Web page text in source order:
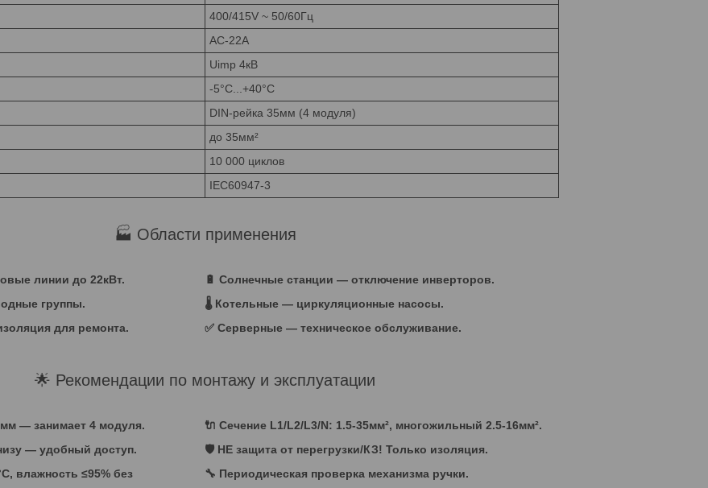
400/415V ~ 50/60Гц
AC-22A
Uimp 4кВ
-5°C...+40°C
DIN-рейка 35мм (4 модуля)
до 35мм²
10 000 циклов
IEC60947-3
🏭 Области применения
линии до 22кВт.
🔋 Солнечные станции — отключение инверторов.
группы.
🌡️ Котельные — циркуляционные насосы.
для ремонта.
✅ Серверные — техническое обслуживание.
🌟 Рекомендации по монтажу и эксплуатации
— занимает 4 модуля.
🔌 Сечение L1/L2/L3/N: 1.5-35мм², многожильный 2.5-16мм².
— удобный доступ.
🛡️ НЕ защита от перегрузки/КЗ! Только изоляция.
влажность ≤95% без
🔧 Периодическая проверка механизма ручки.